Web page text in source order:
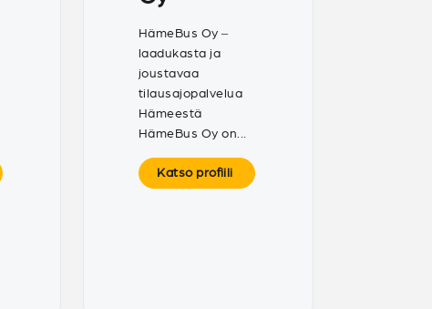
HämeBus Oy –
laadukasta ja
joustavaa
tilausajopalvelua
Hämeestä
HämeBus Oy on...
Katso profiili